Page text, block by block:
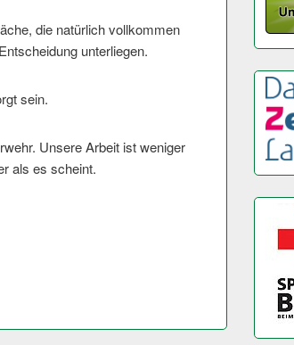
die natürlich vollkommen
unterliegen.
sein.
Unsere Arbeit ist weniger
als es scheint.